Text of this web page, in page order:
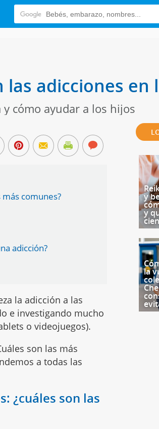
adicciones en
cómo ayudar a los hijos
comunes?
adicción?
la adicción a las
e investigando mucho
o videojuegos).
son las más
a todas las
¿cuáles son las
y
y
la